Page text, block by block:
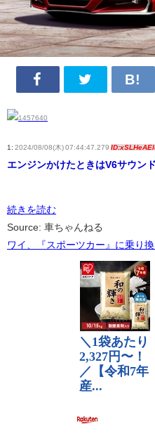
1: 2024/08/08(木) 07:44:47.279
エンジンかけたときはV6サウン
続きを読む
Source: 車ちゃんねる
ワイ、『スポーツカー』に乗り